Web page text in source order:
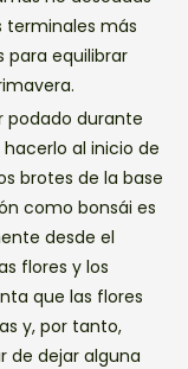
terminales más
para equilibrar
podado durante
al inicio de
brotes de la base
como bonsái es
desde el
flores y los
que las flores
y, por tanto,
de dejar alguna